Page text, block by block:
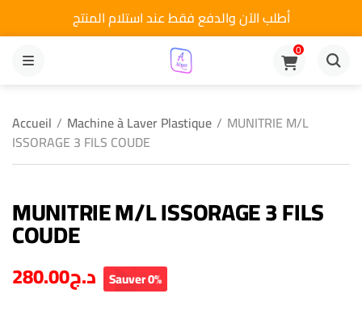
أطلب الآن والدفع فقط عند استلام المنتج
MENU
0
Accueil / Machine à Laver Plastique / MUNITRIE M/L
ISSORAGE 3 FILS COUDE
MUNITRIE M/L ISSORAGE 3 FILS
COUDE
د.ج280.00 Sauver 0%